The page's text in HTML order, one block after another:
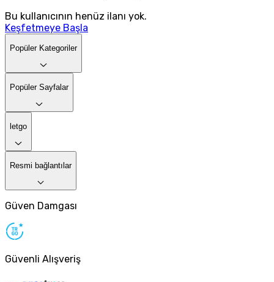
Bu kullanıcının henüz ilanı yok.
Keşfetmeye Başla
Popüler Kategoriler
Popüler Sayfalar
letgo
Resmi bağlantılar
Güven Damgası
Güvenli Alışveriş